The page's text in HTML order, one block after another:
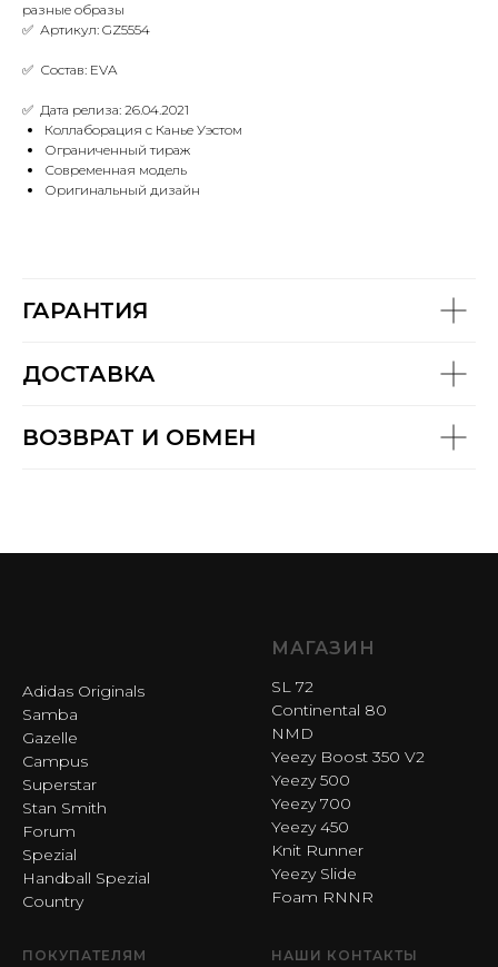
разные образы
✅ Артикул: GZ5554
✅ Состав: EVA
✅ Дата релиза: 26.04.2021
Коллаборация с Канье Уэстом
Ограниченный тираж
Современная модель
Оригинальный дизайн
ГАРАНТИЯ
ДОСТАВКА
ВОЗВРАТ И ОБМЕН
Adidas Originals
Samba
Gazelle
Campus
Superstar
Stan Smith
Forum
Spezial
Handball Spezial
Country
МАГАЗИН
SL 72
Continental 80
NMD
Yeezy Boost 350 V2
Yeezy 500
Yeezy 700
Yeezy 450
Knit Runner
Yeezy Slide
Foam RNNR
ПОКУПАТЕЛЯМ НАШИ КОНТАКТЫ